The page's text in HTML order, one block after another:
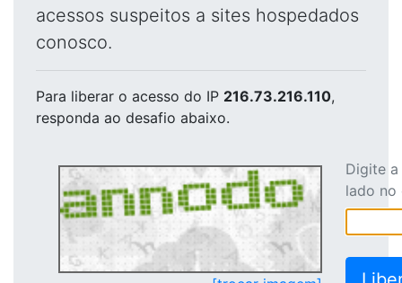
acessos suspeitos a sites hospedados
conosco.
Para liberar o acesso do IP 216.73.216.110,
responda ao desafio abaixo.
Digite
lado no